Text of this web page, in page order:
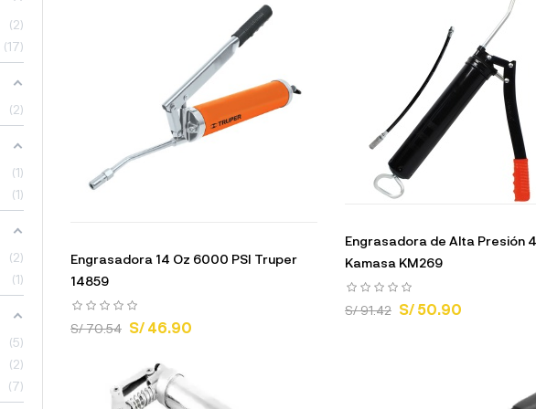
2
17
2
1
1
2
1
5
2
7
Engrasadora 14 Oz 6000 PSI Truper
14859
S/ 70.54 S/ 46.90
Engrasadora de Alta Presión
Kamasa KM269
S/ 91.42 S/ 50.90